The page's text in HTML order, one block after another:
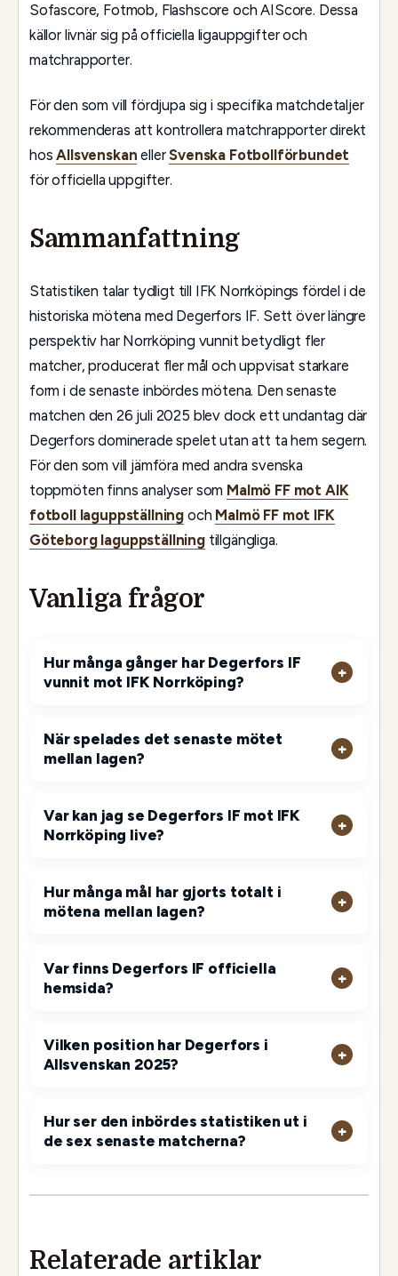
Sofascore, Fotmob, Flashscore och AIScore. Dessa
källor livnär sig på officiella ligauppgifter och
matchrapporter.
För den som vill fördjupa sig i specifika matchdetaljer
rekommenderas att kontrollera matchrapporter direkt
hosAllsvenskan ellerSvenska Fotbollförbundet
för officiella uppgifter.
Sammanfattning
Statistiken talar tydligt till IFK Norrköpings fördel i de
historiska mötena med Degerfors IF. Sett över längre
perspektiv har Norrköping vunnit betydligt fler
matcher, producerat fler mål och uppvisat starkare
form i de senaste inbördes mötena. Den senaste
matchen den 26 juli 2025 blev dock ett undantag där
Degerfors dominerade spelet utan att ta hem segern.
För den som vill jämföra med andra svenska
toppmöten finns analyser som Malmö FF mot AIK
fotboll laguppställning och Malmö FF mot IFK
Göteborg laguppställningtillgängliga.
Vanliga frågor
Hur många gånger har Degerfors IF
vunnit mot IFK Norrköping?
När spelades det senaste mötet
mellan lagen?
Var kan jag se Degerfors IF mot IFK
Norrköping live?
Hur många mål har gjorts totalt i
mötena mellan lagen?
Var finns Degerfors IF officiella
hemsida?
Vilken position har Degerfors i
Allsvenskan 2025?
Hur ser den inbördes statistiken ut i
de sex senaste matcherna?
Relaterade artiklar